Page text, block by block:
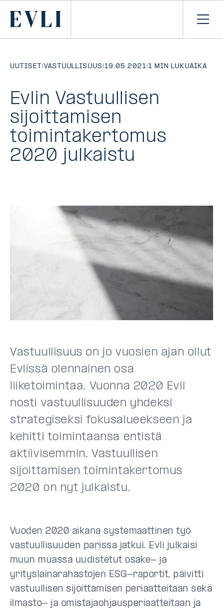
Primary
Avaa
UUTISET |VASTUULLISUUS |19.05.2021|1 MIN LUKUAIKA
Evlin Vastuullisen
sijoittamisen
toimintakertomus
2020 julkaistu
Vastuullisuus on jo vuosien ajan ollut
Evlissä olennainen osa
liiketoimintaa. Vuonna 2020 Evli
nosti vastuullisuuden yhdeksi
strategiseksi fokusalueekseen ja
kehitti toimintaansa entistä
aktiivisemmin. Vastuullisen
sijoittamisen toimintakertomus
2020 on nyt julkaistu.
Vuoden 2020 aikana systemaattinen työ
vastuullisuuden parissa jatkui. Evli julkaisi
muun muassa uudistetut osake- ja
yrityslainarahastojen ESG-raportit, päivitti
vastuullisen sijoittamisen periaatteitaan sekä
ilmasto- ja omistajaohjausperiaatteitaan ja